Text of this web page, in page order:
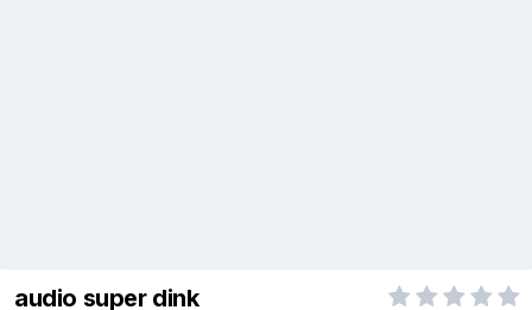
audio super dink